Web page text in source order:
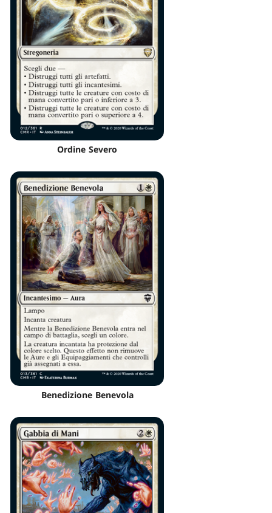
Ordine Severo
Benedizione Benevola